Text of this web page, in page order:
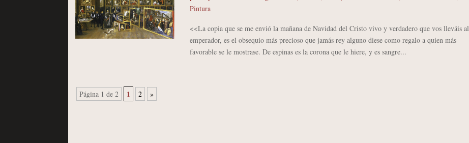
Pintura
<<La copia que se me envió la mañana de Navidad del Cristo vivo y verdadero que vos lleváis al
emperador, es el obsequio más precioso que jamás rey alguno diese como regalo a quien más
favorable se le mostrase. De espinas es la corona que le hiere, y es sangre...
Página 1 de 2 1 2 »